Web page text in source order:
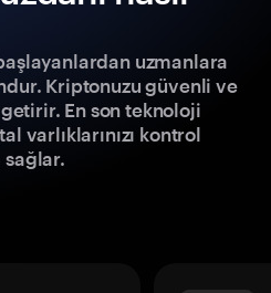
uzmanlara
Kriptonuzu güvenli ve
En son teknoloji
varlıklarınızı kontrol
sağlar.